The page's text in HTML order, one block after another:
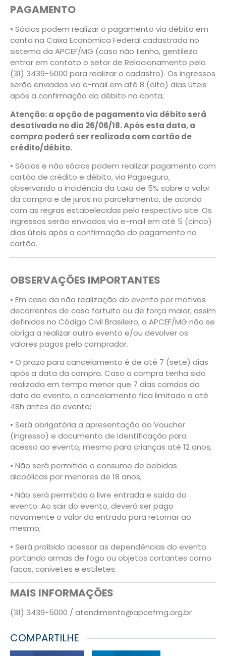
PAGAMENTO
• Sócios podem realizar o pagamento via débito em
conta na Caixa Econômica Federal cadastrada no
sistema da APCEF/MG (caso não tenha, gentileza
entrar em contato o setor de Relacionamento pelo
(31) 3439-5000 para realizar o cadastro). Os ingressos
serão enviados via e-mail em até 8 (oito) dias úteis
após a confirmação do débito na conta;
Atenção: a opção de pagamento via débito será
desativada no dia 26/06/18. Após esta data, a
compra poderá ser realizada com cartão de
crédito/débito.
• Sócios e não sócios podem realizar pagamento com
cartão de crédito e débito, via Pagseguro,
observando a incidência da taxa de 5% sobre o valor
da compra e de juros no parcelamento, de acordo
com as regras estabelecidas pelo respectivo site. Os
ingressos serão enviados via e-mail em até 5 (cinco)
dias úteis após a confirmação do pagamento no
cartão.
OBSERVAÇÕES IMPORTANTES
• Em caso da não realização do evento por motivos
decorrentes de caso fortuito ou de força maior, assim
definidos no Código Civil Brasileiro, a APCEF/MG não se
obriga a realizar outro evento e/ou devolver os
valores pagos pelo comprador.
• O prazo para cancelamento é de até 7 (sete) dias
após a data da compra. Caso a compra tenha sido
realizada em tempo menor que 7 dias corridos da
data do evento, o cancelamento fica limitado a até
48h antes do evento;
• Será obrigatória a apresentação do Voucher
(ingresso) e documento de identificação para
acesso ao evento, mesmo para crianças até 12 anos;
• Não será permitido o consumo de bebidas
alcoólicas por menores de 18 anos;
• Não será permitida a livre entrada e saída do
evento. Ao sair do evento, deverá ser pago
novamente o valor da entrada para retornar ao
mesmo;
• Será proibido acessar as dependências do evento
portando armas de fogo ou objetos cortantes como
facas, canivetes e estiletes.
MAIS INFORMAÇÕES
(31) 3439-5000 / atendimento@apcefmg.org.br
COMPARTILHE